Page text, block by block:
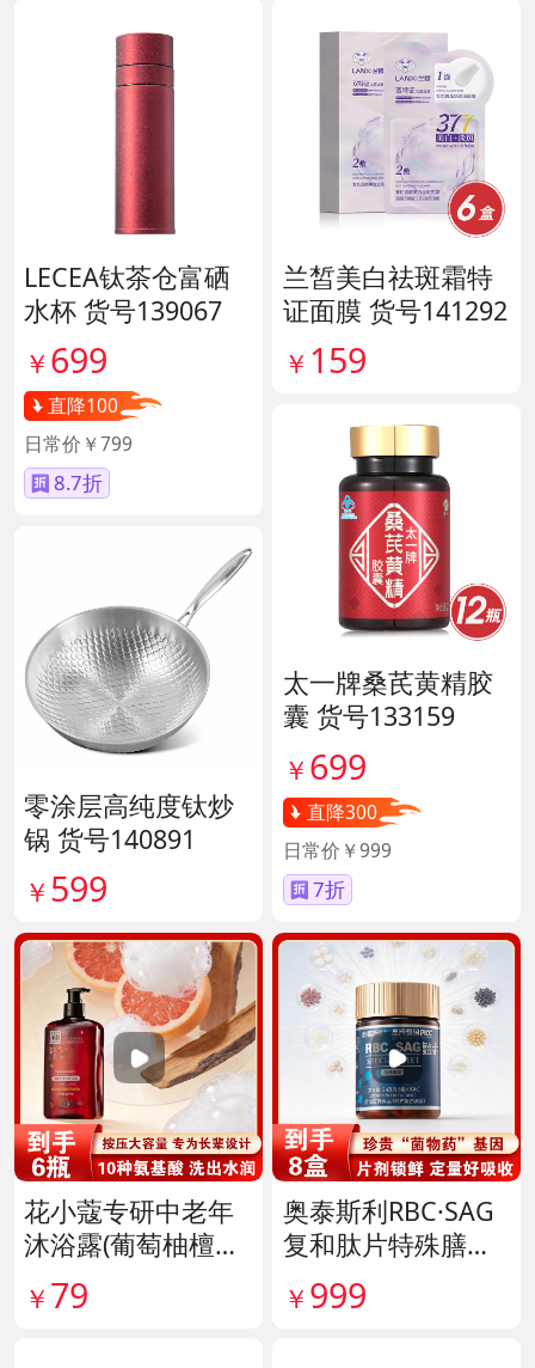
LECEA钛茶仓富硒
水杯 货号139067
￥ 699
直降100
日常价￥799
8.7折
零涂层高纯度钛炒
锅 货号140891
￥ 599
花小蔻专研中老年
沐浴露(葡萄柚檀香
香氛) 货号141896
￥ 79
兰皙美白祛斑霜特
证面膜 货号141292
￥ 159
太一牌桑芪黄精胶
囊 货号133159
￥ 699
直降300
日常价￥999
7折
奥泰斯利RBC·SAG
复和肽片特殊膳食
滋补组 货号14190
￥ 999